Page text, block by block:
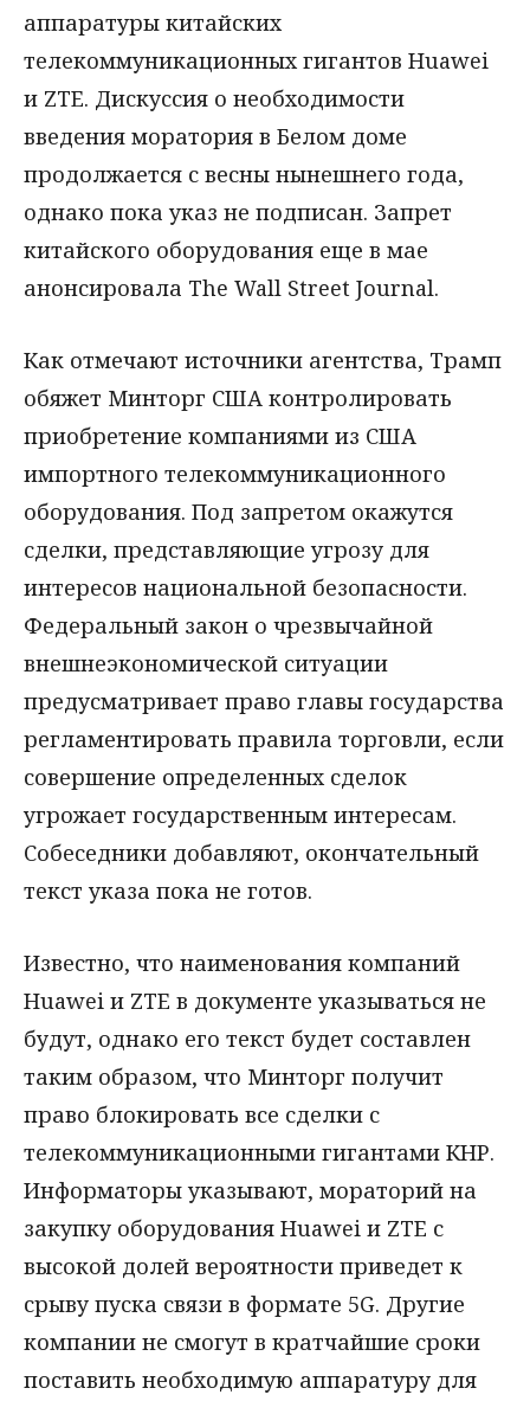
аппаратуры китайских
телекоммуникационных гигантов Huawei
и ZTE. Дискуссия о необходимости
введения моратория в Белом доме
продолжается с весны нынешнего года,
однако пока указ не подписан. Запрет
китайского оборудования еще в мае
анонсировала The Wall Street Journal.
Как отмечают источники агентства, Трамп
обяжет Минторг США контролировать
приобретение компаниями из США
импортного телекоммуникационного
оборудования. Под запретом окажутся
сделки, представляющие угрозу для
интересов национальной безопасности.
Федеральный закон о чрезвычайной
внешнеэкономической ситуации
предусматривает право главы государства
регламентировать правила торговли, если
совершение определенных сделок
угрожает государственным интересам.
Собеседники добавляют, окончательный
текст указа пока не готов.
Известно, что наименования компаний
Huawei и ZTE в документе указываться не
будут, однако его текст будет составлен
таким образом, что Минторг получит
право блокировать все сделки с
телекоммуникационными гигантами КНР.
Информаторы указывают, мораторий на
закупку оборудования Huawei и ZTE с
высокой долей вероятности приведет к
срыву пуска связи в формате 5G. Другие
компании не смогут в кратчайшие сроки
поставить необходимую аппаратуру для